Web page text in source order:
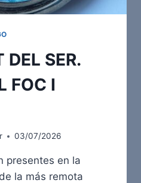
DEL SER.
FOC I
03/07/2026
presentes en la
la más remota